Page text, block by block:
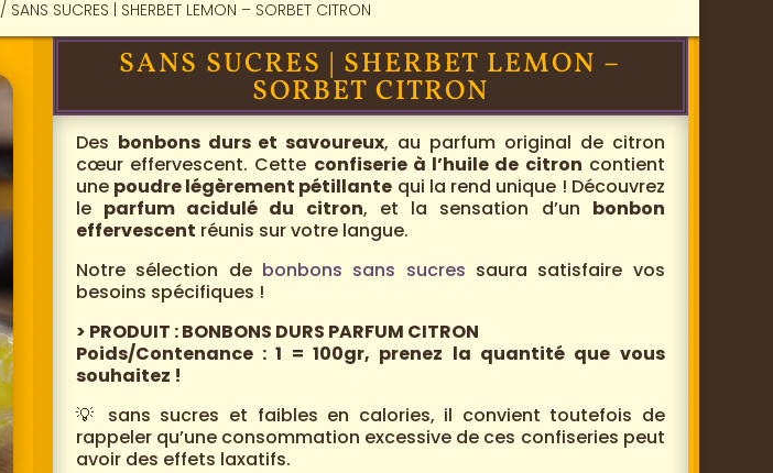
/ SANS SUCRES | SHERBET LEMON – SORBET CITRON
SANS SUCRES | SHERBET LEMON –
SORBET CITRON
Des bonbons durs et savoureux, au parfum original de citron
cœur effervescent. Cette confiserie à l’huile de citron contient
une poudre légèrement pétillante qui la rend unique ! Découvrez
le parfum acidulé du citron, et la sensation d’un bonbon
effervescent réunis sur votre langue.
Notre sélection de bonbons sans sucres saura satisfaire vos
besoins spécifiques !
> PRODUIT : BONBONS DURS PARFUM CITRON
Poids/Contenance : 1 = 100gr, prenez la quantité que vous
souhaitez !
💡 sans sucres et faibles en calories, il convient toutefois de
rappeler qu’une consommation excessive de ces confiseries peut
avoir des effets laxatifs.